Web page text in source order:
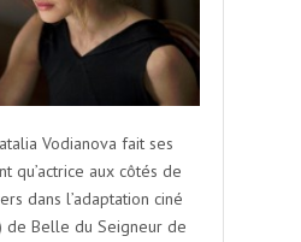
Vodianova fait ses
qu’actrice aux côtés de
dans l’adaptation ciné
de Belle du Seigneur de